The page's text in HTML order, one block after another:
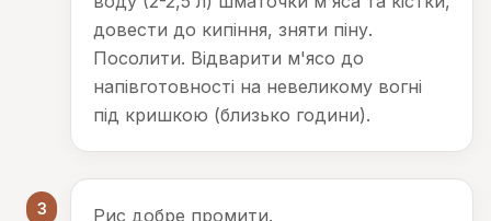
довести до кипіння, зняти піну.
Посолити. Відварити м'ясо до
напівготовності на невеликому вогні
під кришкою (близько години).
3 Рис добре промити.